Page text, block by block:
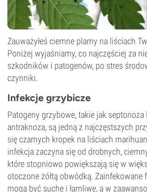
Zauważyłeś ciemne plamy na liściach
Poniżej wyjaśniamy, co najczęściej za
szkodników i patogenów, po stres
czynniki.
Infekcje grzybicze
Patogeny grzybowe, takie jak septorioza
antraknoza, są jedną z najczęstszych
się czarnych kropek na liściach
infekcja zaczyna się od drobnych,
które stopniowo powiększają się w
otoczone żółtą obwódką. Zainfekowane
mogą być suche i łamliwe, a w